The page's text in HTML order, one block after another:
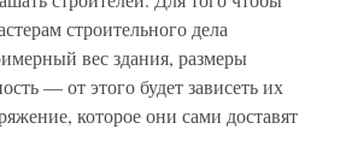
строительного дела
вес здания, размеры
— от этого будет зависеть их
которое они сами доставят